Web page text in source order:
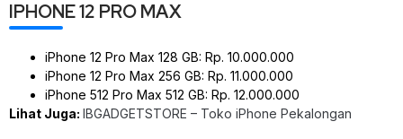
IPHONE 12 PRO MAX
iPhone 12 Pro Max 128 GB: Rp. 10.000.000
iPhone 12 Pro Max 256 GB: Rp. 11.000.000
iPhone 512 Pro Max 512 GB: Rp. 12.000.000
Lihat Juga: IBGADGETSTORE – Toko iPhone Pekalongan